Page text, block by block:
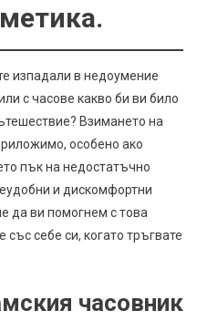
изпадали в недоумение
с часове какво би ви било
Взимането на
особено ако
пък на недостатъчно
и дискомфортни
да ви помогнем с това
себе си, когато тръгвате
часовник